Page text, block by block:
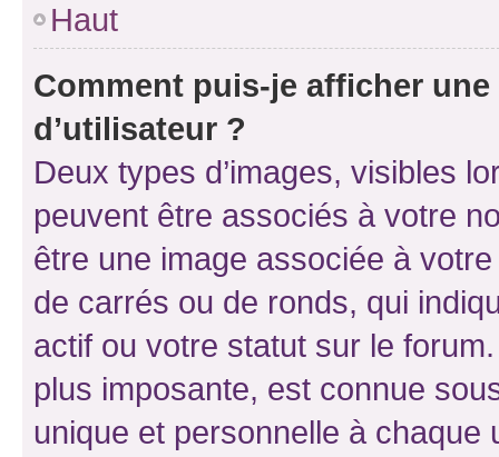
Haut
Comment puis-je afficher
d’utilisateur ?
Deux types d’images, visibles
peuvent être associés à votre
être une image associée à
de carrés ou de ronds, qui
actif ou votre statut sur le
plus imposante, est connue
unique et personnelle à chaque